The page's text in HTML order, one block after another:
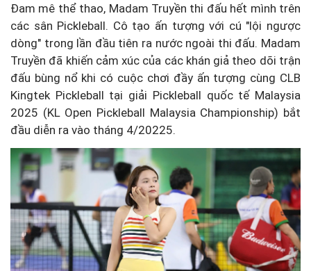
Đam mê thể thao, Madam Truyền thi đấu hết mình trên
các sân Pickleball. Cô tạo ấn tượng với cú "lội ngược
dòng" trong lần đầu tiên ra nước ngoài thi đấu. Madam
Truyền đã khiến cảm xúc của các khán giả theo dõi trận
đấu bùng nổ khi có cuộc chơi đầy ấn tượng cùng CLB
Kingtek Pickleball tại giải Pickleball quốc tế Malaysia
2025 (KL Open Pickleball Malaysia Championship) bắt
đầu diễn ra vào tháng 4/20225.